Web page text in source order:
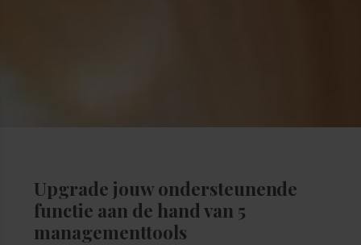
Upgrade jouw ondersteunende
functie aan de hand van 5
managementtools